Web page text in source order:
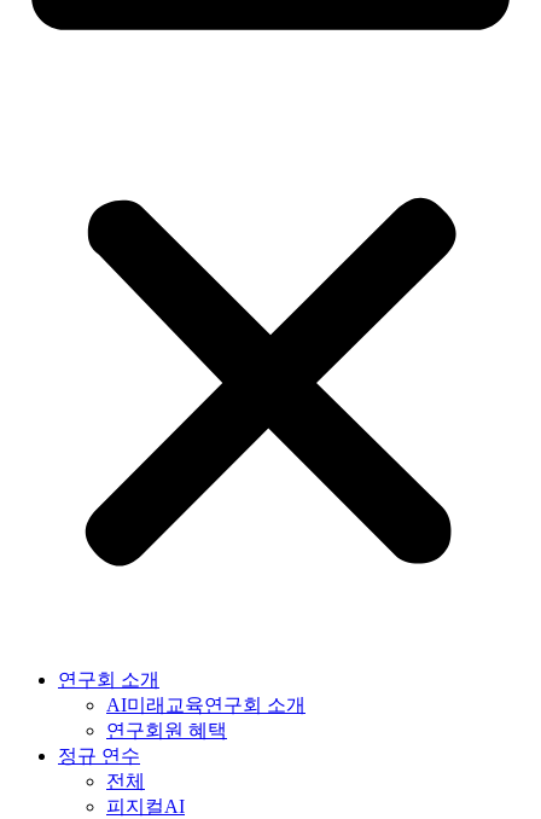
연구회 소개
AI미래교육연구회 소개
연구회원 혜택
정규 연수
전체
피지컬AI